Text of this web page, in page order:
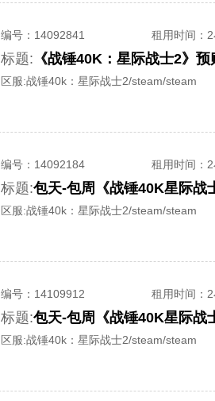
编号： 14092841 租用时间 ：
标题: 《战锤40K：星际战士2》
区服:战锤40k：星际战士2/steam/steam
编号： 14092184 租用时间 ：
标题:包天-包周《战锤40K星际战
区服:战锤40k：星际战士2/steam/steam
编号： 14109912 租用时间 ：
标题:包天-包周《战锤40K星际战
区服:战锤40k：星际战士2/steam/steam